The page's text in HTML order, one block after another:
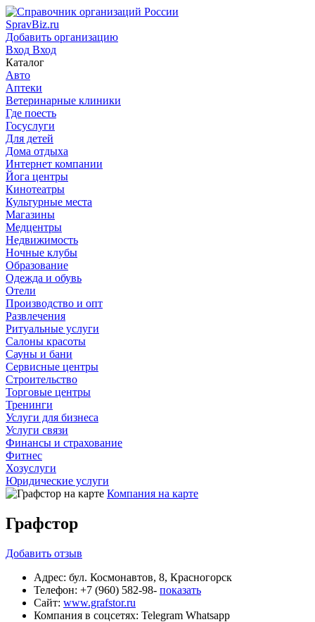
SpravBiz.ru
Добавить организацию
Вход Вход
Каталог
Авто
Аптеки
Ветеринарные клиники
Где поесть
Госуслуги
Для детей
Дома отдыха
Интернет компании
Йога центры
Кинотеатры
Культурные места
Магазины
Медцентры
Недвижимость
Ночные клубы
Образование
Одежда и обувь
Отели
Производство и опт
Развлечения
Ритуальные услуги
Салоны красоты
Сауны и бани
Сервисные центры
Строительство
Торговые центры
Тренинги
Услуги для бизнеса
Услуги связи
Финансы и страхование
Фитнес
Хозуслуги
Юридические услуги
Компания на карте
Графстор
Добавить отзыв
Адрес: бул. Космонавтов, 8, Красногорск
Телефон: +7 (960) 582-98- показать
Сайт: www.grafstor.ru
Компания в соцсетях: Telegram Whatsapp